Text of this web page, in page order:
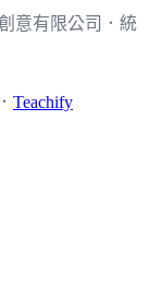
意有限公司 ． 統
Teachify